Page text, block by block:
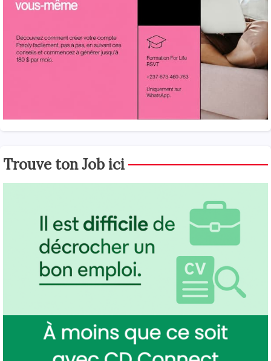
Trouve ton Job ici